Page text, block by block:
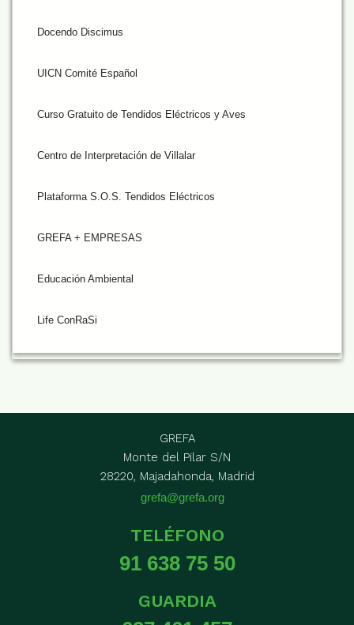
Docendo Discimus
UICN Comité Español
Curso Gratuito de Tendidos Eléctricos y Aves
Centro de Interpretación de Villalar
Plataforma S.O.S. Tendidos Eléctricos
GREFA + EMPRESAS
Educación Ambiental
Life ConRaSi
GREFA
Monte del Pilar S/N
28220, Majadahonda, Madrid
grefa@grefa.org
TELÉFONO
91 638 75 50
GUARDIA